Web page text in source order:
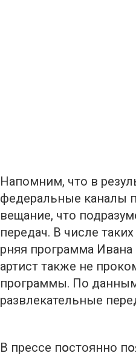
Напомним, что в
федеральные каналы
вещание, что
передач. В числе
рняя программа
артист также не
программы. По
развлекательные
В прессе пօстоянно